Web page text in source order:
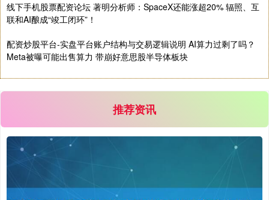
国债指数 229.61 +0.02 +0.01%
7813.20
线下手机股票配资论坛 著明分析师：SpaceX还能涨超20% 辐照、互
联和AI酿成“竣工闭环”！
配资炒股平台-实盘平台账户结构与交易逻辑说明 AI算力过剩了吗？
Meta被曝可能出售算力 带崩好意思股半导体板块
推荐资讯